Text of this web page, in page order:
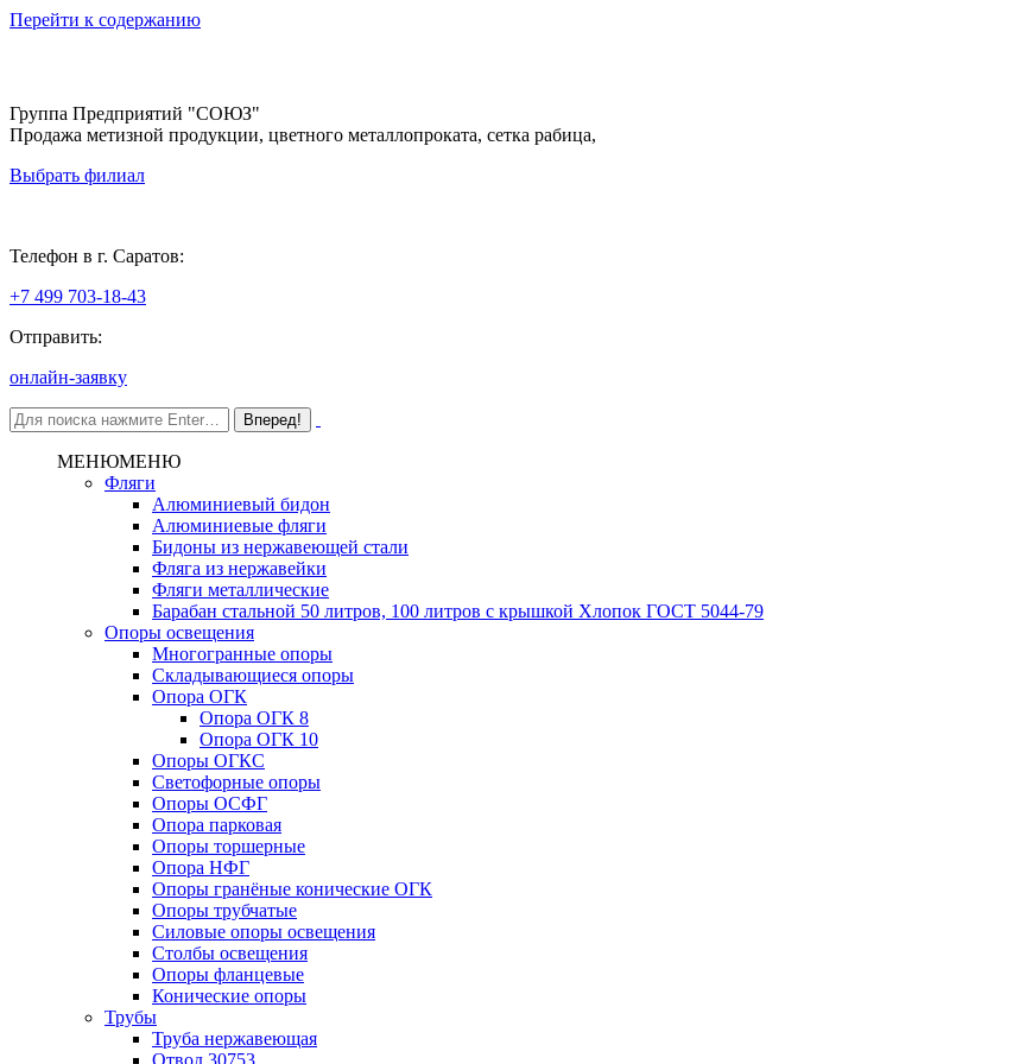
Перейти к содержанию
Группа Предприятий "СОЮЗ"
Продажа метизной продукции, цветного металлопроката, сетка рабица,
Выбрать филиал
Телефон в г. Саратов:
+7 499 703-18-43
Отправить:
онлайн-заявку
МЕНЮМЕНЮ
Фляги
Алюминиевый бидон
Алюминиевые фляги
Бидоны из нержавеющей стали
Фляга из нержавейки
Фляги металлические
Барабан стальной 50 литров, 100 литров с крышкой Хлопок ГОСТ 5044-79
Опоры освещения
Многогранные опоры
Складывающиеся опоры
Опора ОГК
Опора ОГК 8
Опора ОГК 10
Опоры ОГКС
Светофорные опоры
Опоры ОСФГ
Опора парковая
Опоры торшерные
Опора НФГ
Опоры гранёные конические ОГК
Опоры трубчатые
Силовые опоры освещения
Столбы освещения
Опоры фланцевые
Конические опоры
Трубы
Труба нержавеющая
Отвод 30753